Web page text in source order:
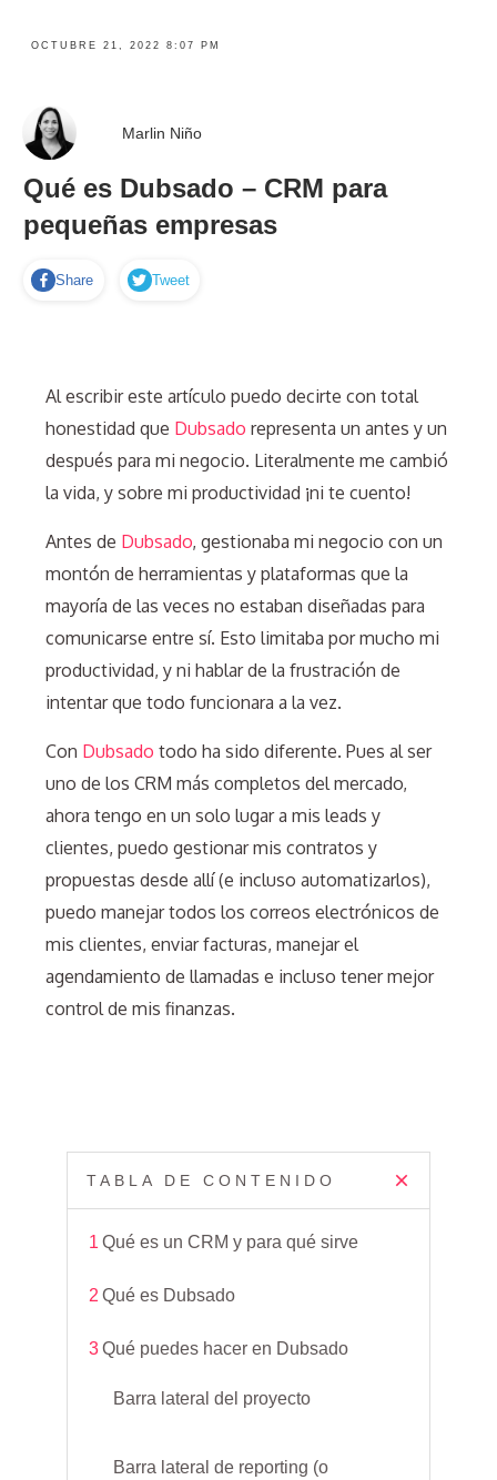
OCTUBRE 21, 2022 8:07 PM
Marlin Niño
Qué es Dubsado – CRM para
pequeñas empresas
Share Tweet
Al escribir este artículo puedo decirte con total
honestidad que Dubsado representa un antes y un
después para mi negocio. Literalmente me cambió
la vida, y sobre mi productividad ¡ni te cuento!
Antes de Dubsado, gestionaba mi negocio con un
montón de herramientas y plataformas que la
mayoría de las veces no estaban diseñadas para
comunicarse entre sí. Esto limitaba por mucho mi
productividad, y ni hablar de la frustración de
intentar que todo funcionara a la vez.
Con Dubsado todo ha sido diferente. Pues al ser
uno de los CRM más completos del mercado,
ahora tengo en un solo lugar a mis leads y
clientes, puedo gestionar mis contratos y
propuestas desde allí (e incluso automatizarlos),
puedo manejar todos los correos electrónicos de
mis clientes, enviar facturas, manejar el
agendamiento de llamadas e incluso tener mejor
control de mis finanzas.
TABLA DE CONTENIDO
1 Qué es un CRM y para qué sirve
2 Qué es Dubsado
3Qué puedes hacer en Dubsado
Barra lateral del proyecto
Barra lateral de reporting (o